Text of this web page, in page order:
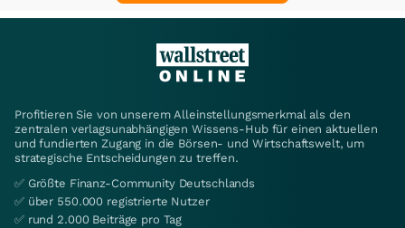
Profitieren Sie von unserem Alleinstellungsmerkmal als den
zentralen verlagsunabhängigen Wissens-Hub für einen aktuellen
und fundierten Zugang in die Börsen- und Wirtschaftswelt, um
strategische Entscheidungen zu treffen.
✅ Größte Finanz-Community Deutschlands
✅ über 550.000 registrierte Nutzer
✅ rund 2.000 Beiträge pro Tag